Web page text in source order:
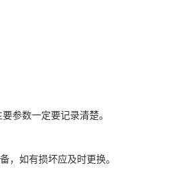
参数一定要记录清楚。
，如有损坏应及时更换。